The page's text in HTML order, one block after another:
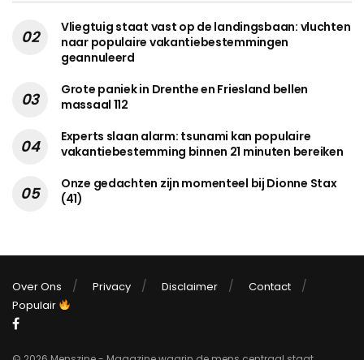
Vliegtuig staat vast op de landingsbaan: vluchten
naar populaire vakantiebestemmingen
geannuleerd
Grote paniek in Drenthe en Friesland bellen
massaal 112
Experts slaan alarm: tsunami kan populaire
vakantiebestemming binnen 21 minuten bereiken
Onze gedachten zijn momenteel bij Dionne Stax
(41)
Over Ons Privacy Disclaimer
Contact
Populair